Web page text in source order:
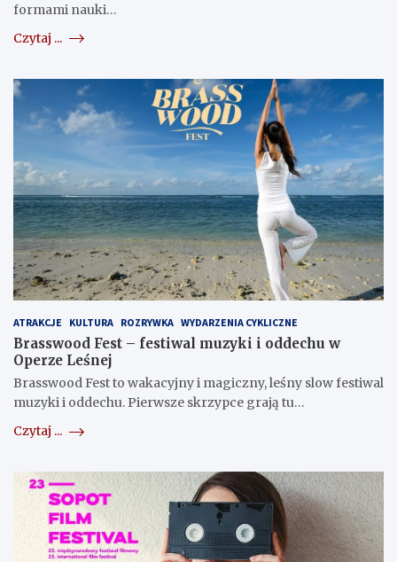
formami nauki…
Czytaj ...
ATRAKCJE KULTURA ROZRYWKA WYDARZENIA CYKLICZNE
Brasswood Fest – festiwal muzyki i oddechu w
Operze Leśnej
Brasswood Fest to wakacyjny i magiczny, leśny slow festiwal
muzyki i oddechu. Pierwsze skrzypce grają tu…
Czytaj ...